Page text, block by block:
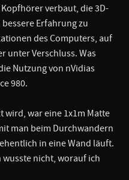
verbaut, die 3D-
Erfahrung zu
des Computers, auf
unter Verschluss. Was
Nutzung von nVidias
980.
wird, war eine 1x1m Matte
man beim Durchwandern
in eine Wand läuft.
wusste nicht, worauf ich